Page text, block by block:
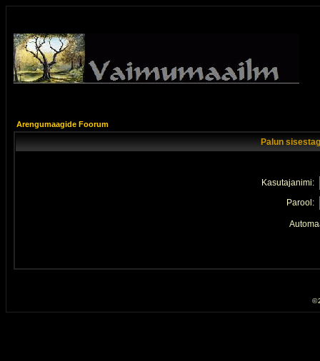
Arengumaagide Foorum
Palun
Kasutajanimi:
Parool:
©